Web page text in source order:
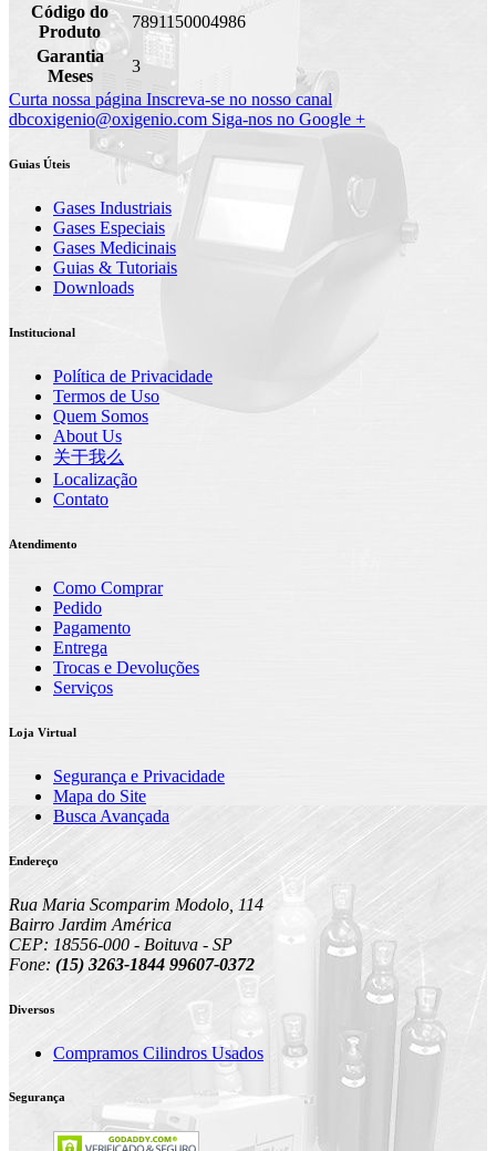
Código do
Produto
7891150004986
Garantia
Meses
3
Curta nossa página Inscreva-se no nosso canal
dbcoxigenio@oxigenio.com Siga-nos no Google +
Guias Úteis
Gases Industriais
Gases Especiais
Gases Medicinais
Guias & Tutoriais
Downloads
Institucional
Política de Privacidade
Termos de Uso
Quem Somos
About Us
关于我么
Localização
Contato
Atendimento
Como Comprar
Pedido
Pagamento
Entrega
Trocas e Devoluções
Serviços
Loja Virtual
Segurança e Privacidade
Mapa do Site
Busca Avançada
Endereço
Rua Maria Scomparim Modolo, 114
Bairro Jardim América
CEP: 18556-000 - Boituva - SP
Fone: (15) 3263-1844 99607-0372
Diversos
Compramos Cilindros Usados
Segurança